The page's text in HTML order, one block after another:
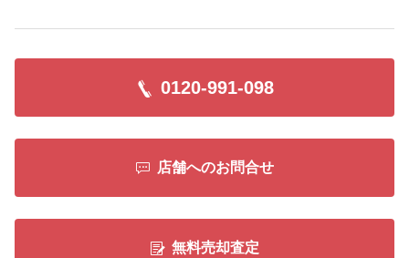
0120-991-098
店舗へのお問合せ
無料売却査定